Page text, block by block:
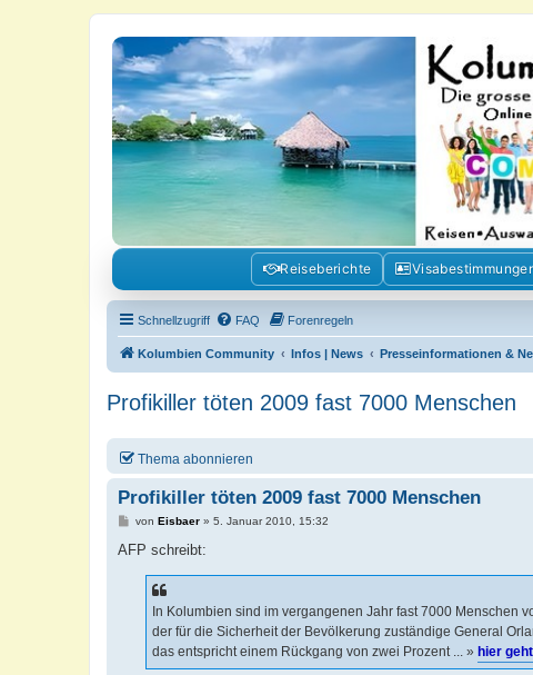
Kolumbienforum - Das grosse Forum
Reisen, Auswandern, Kultur, Politik, Geschichte und Visum in Kolumbien und
Reiseberichte
Schnellzugriff FAQ Forenregeln
Kolumbien Community Infos | News Presseinformationen &
Profikiller töten 2009 fast 7000 Menschen
Thema abonnieren
Profikiller töten 2009 fast 7000 Menschen
B
i
von Eisbaer» 5. Januar 2010, 15:32
AFP schreibt:
In Kolumbien sind im vergangenen Jahr fast 7000 Menschen
der für die Sicherheit der Bevölkerung zuständige General
das entspricht einem Rückgang von zwei Prozent ... » hier